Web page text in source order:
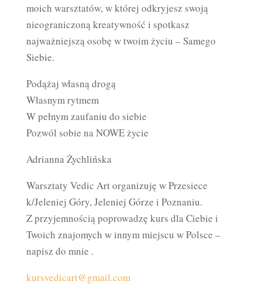
moich warsztatów, w której odkryjesz swoją
nieograniczoną kreatywność i spotkasz
najważniejszą osobę w twoim życiu – Samego
Siebie.
Podążaj własną drogą
Własnym rytmem
W pełnym zaufaniu do siebie
Pozwól sobie na NOWE życie
Adrianna Żychlińska
Warsztaty Vedic Art organizuję w Przesiece
k/Jeleniej Góry, Jeleniej Górze i Poznaniu.
Z przyjemnością poprowadzę kurs dla Ciebie i
Twoich znajomych w innym miejscu w Polsce –
napisz do mnie .
kursvedicart@gmail.com